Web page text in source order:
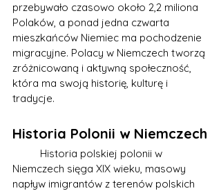
przebywało czasowo około 2,2 miliona
Polaków, a ponad jedna czwarta
mieszkańców Niemiec ma pochodzenie
migracyjne. Polacy w Niemczech tworzą
zróżnicowaną i aktywną społeczność,
która ma swoją historię, kulturę i
tradycje.
Historia Polonii w Niemczech
Niemczech sięga XIX wieku, masowy
napływ imigrantów z terenów polskich